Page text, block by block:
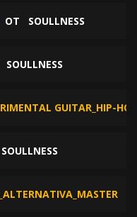
ОТ SOULLNESS
SOULLNESS
GUITAR_HIP-
SOULLNESS